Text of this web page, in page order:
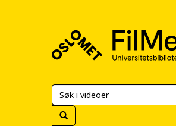
Universitetsbiblioteket